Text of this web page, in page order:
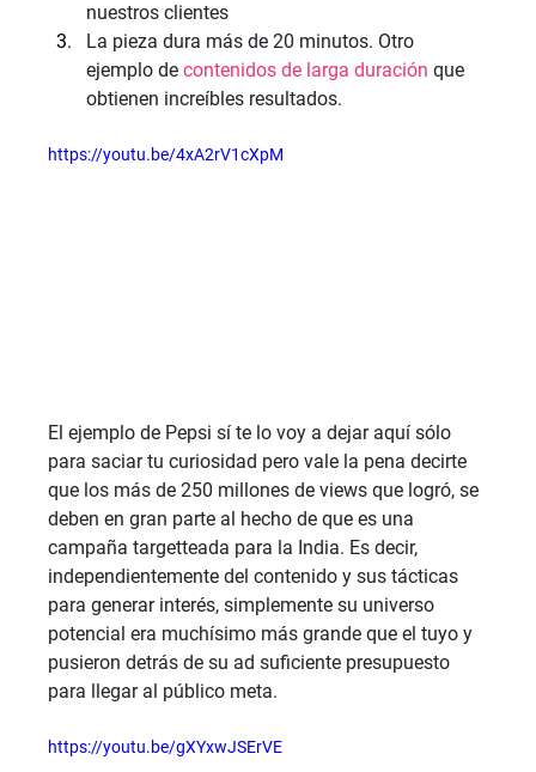
nuestros clientes
La pieza dura más de 20 minutos. Otro
ejemplo de contenidos de larga duración que
obtienen increíbles resultados.
https://youtu.be/4xA2rV1cXpM
El ejemplo de Pepsi sí te lo voy a dejar aquí sólo
para saciar tu curiosidad pero vale la pena decirte
que los más de 250 millones de views que logró, se
deben en gran parte al hecho de que es una
campaña targetteada para la India. Es decir,
independientemente del contenido y sus tácticas
para generar interés, simplemente su universo
potencial era muchísimo más grande que el tuyo y
pusieron detrás de su ad suficiente presupuesto
para llegar al público meta.
https://youtu.be/gXYxwJSErVE